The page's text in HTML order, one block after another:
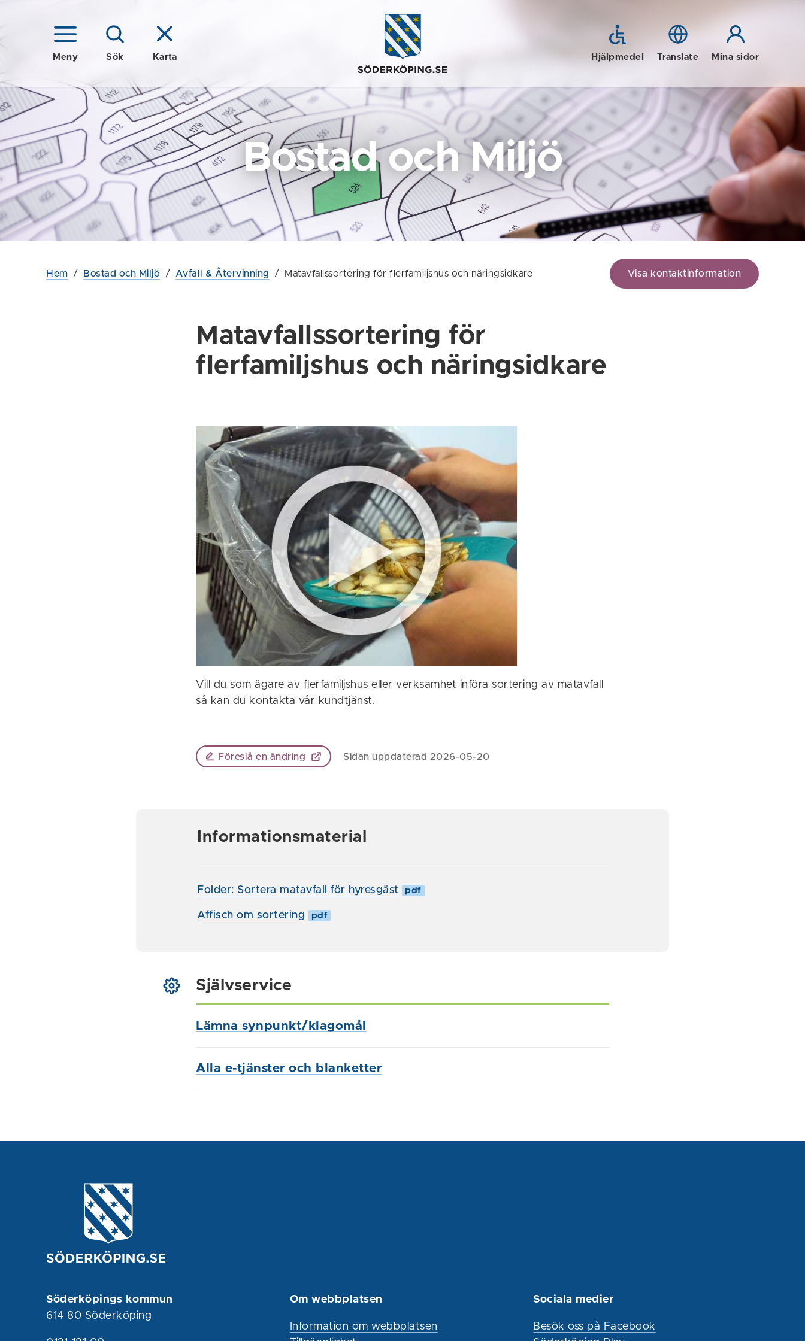
Meny Sök Karta Hjälpmedel Translate Mina sidor
Bostad och Miljö
Hem / Bostad och Miljö / Avfall & Återvinning / Matavfallssortering för flerfamiljshus och näringsidkare Visa kontaktinformation
Matavfallssortering för
flerfamiljshus och näringsidkare
Vill du som ägare av flerfamiljshus eller verksamhet införa sortering av matavfall
så kan du kontakta vår kundtjänst.
Föreslå en ändring Sidan uppdaterad 2026-05-20
Informationsmaterial
Folder: Sortera matavfall för hyresgäst pdf
Affisch om sortering pdf
Självservice
Lämna synpunkt/klagomål
Alla e-tjänster och blanketter
Söderköpings kommun
614 80 Söderköping
Om webbplatsen
Information om webbplatsen
Sociala medier
Besök oss på Facebook